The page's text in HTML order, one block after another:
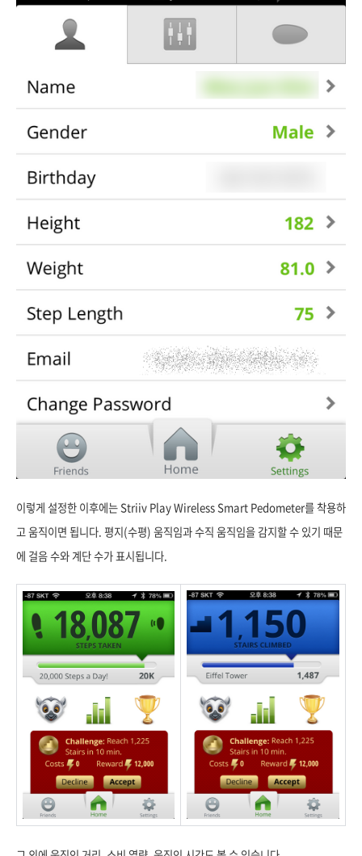
이렇게 설정한 이후에는Striiv Play Wireless Smart Pedometer를 착용하
고 움직이면 됩니다. 평지(수평) 움직임과 수직 움직임을 감지할 수 있기 때문
에 걸음 수와 계단 수가 표시됩니다.